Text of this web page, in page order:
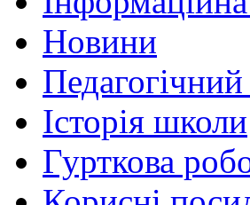
Новини
Історія школи
Гурткова